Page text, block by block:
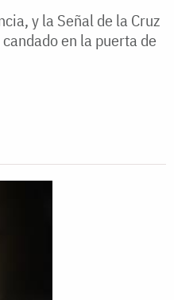
y la Señal de la Cruz
en la puerta de